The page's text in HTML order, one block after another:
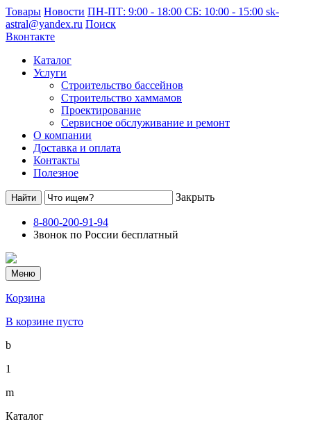
Товары Новости ПН-ПТ: 9:00 - 18:00 СБ: 10:00 - 15:00 sk-
astral@yandex.ru Поиск
Вконтакте
Каталог
Услуги
Строительство бассейнов
Строительство хаммамов
Проектирование
Сервисное обслуживание и ремонт
О компании
Доставка и оплата
Контакты
Полезное
Закрыть
8-800-200-91-94
Звонок по России бесплатный
Меню
Корзина
В корзине пусто
b
1
m
Каталог